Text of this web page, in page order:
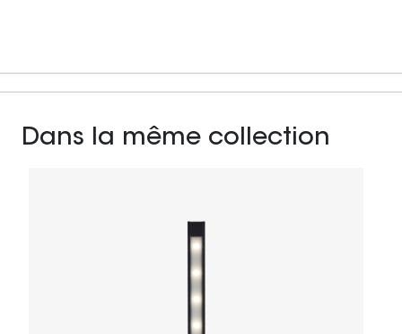
Dans la même collection